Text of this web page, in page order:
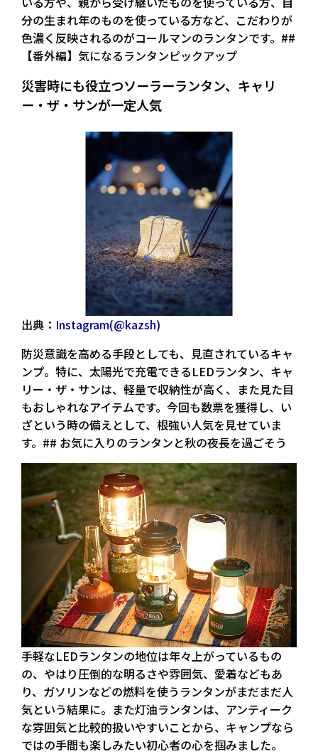
分の生まれ年のものを使っている方など、こだわりが
色濃く反映されるのがコールマンのランタンです。##
【番外編】気になるランタンピックアップ
災害時にも役立つソーラーランタン、キャリ
ー・ザ・サンが一定人気
出典： Instagram(@kazsh)
防災意識を高める手段としても、見直されているキャ
ンプ。特に、太陽光で充電できるLEDランタン、キャ
リー・ザ・サンは、軽量で収納性が高く、また見た目
もおしゃれなアイテムです。今回も数票を獲得し、い
ざという時の備えとして、根強い人気を見せていま
す。## お気に入りのランタンと秋の夜長を過ごそう
手軽なLEDランタンの地位は年々上がっているもの
の、やはり圧倒的な明るさや雰囲気、愛着などもあ
り、ガソリンなどの燃料を使うランタンがまだまだ人
気という結果に。また灯油ランタンは、アンティーク
な雰囲気と比較的扱いやすいことから、キャンプなら
ではの手間も楽しみたい初心者の心を掴みました。